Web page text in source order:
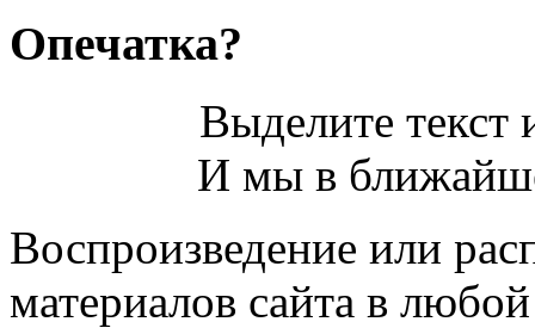
Опечатка?
Выделите
И мы в
Воспроизведение или
материалов сайта в